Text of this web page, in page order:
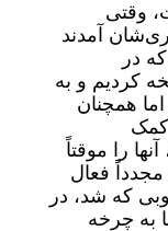
وقتی
آمدند
در
کردیم و به
اما همچنان
کمک
را موقتاً
فعال
که شد، در
ما به چرخه